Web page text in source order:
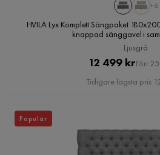
+6
HVILA Lyx Komplett Sängpaket
knappad sänggavel i
Ljusgrå
Pris
12 499 kr
Pris
Förr
Tidigare lägsta pris
Populär